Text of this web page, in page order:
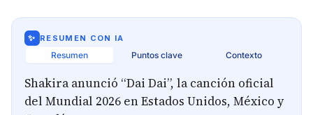
✨ RESUMEN CON IA
Resumen Puntos clave Contexto
Shakira anunció “Dai Dai”, la canción oficial
del Mundial 2026 en Estados Unidos, México y